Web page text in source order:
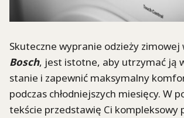
Skuteczne wypranie odzieży zimowej
Bosch, jest istotne, aby utrzymać ją
stanie i zapewnić maksymalny
podczas chłodniejszych miesięcy. W
tekście przedstawię Ci kompleksowy